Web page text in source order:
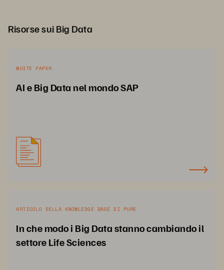
Risorse sui Big Data
WHITE PAPER
AI e Big Data nel mondo SAP
ARTICOLO DELLA KNOWLEDGE BASE DI PURE
In che modo i Big Data stanno cambiando il
settore Life Sciences